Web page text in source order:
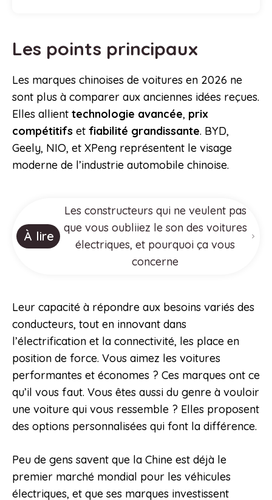
Les points principaux
Les marques chinoises de voitures en 2026 ne
sont plus à comparer aux anciennes idées reçues.
Elles allient technologie avancée, prix
compétitifs et fiabilité grandissante. BYD,
Geely, NIO, et XPeng représentent le visage
moderne de l’industrie automobile chinoise.
À lire
Les constructeurs qui ne veulent pas
que vous oubliiez le son des voitures
électriques, et pourquoi ça vous
concerne
Leur capacité à répondre aux besoins variés des
conducteurs, tout en innovant dans
l’électrification et la connectivité, les place en
position de force. Vous aimez les voitures
performantes et économes ? Ces marques ont ce
qu’il vous faut. Vous êtes aussi du genre à vouloir
une voiture qui vous ressemble ? Elles proposent
des options personnalisées qui font la différence.
Peu de gens savent que la Chine est déjà le
premier marché mondial pour les véhicules
électriques, et que ses marques investissent